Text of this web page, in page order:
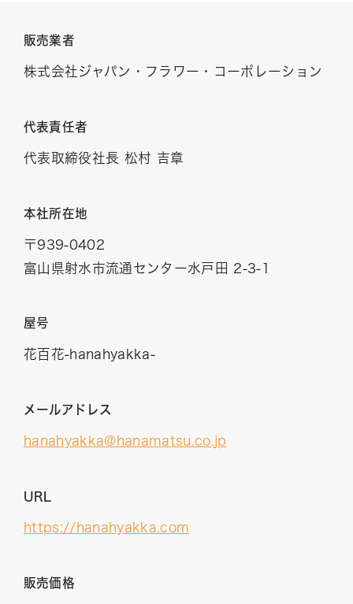
販売業者
株式会社ジャパン・フラワー・コーポレーション
代表責任者
代表取締役社長 松村 吉章
本社所在地
〒939-0402
富山県射水市流通センター水戸田 2-3-1
屋号
花百花‐hanahyakka‐
メールアドレス
hanahyakka@hanamatsu.co.jp
URL
https://hanahyakka.com
販売価格